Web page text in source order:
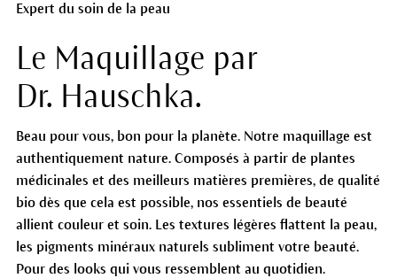
Expert du soin de la peau
Le Maquillage par
Dr. Hauschka.
Beau pour vous, bon pour la planète. Notre maquillage est
authentiquement nature. Composés à partir de plantes
médicinales et des meilleurs matières premières, de qualité
bio dès que cela est possible, nos essentiels de beauté
allient couleur et soin. Les textures légères flattent la peau,
les pigments minéraux naturels subliment votre beauté.
Pour des looks qui vous ressemblent au quotidien.